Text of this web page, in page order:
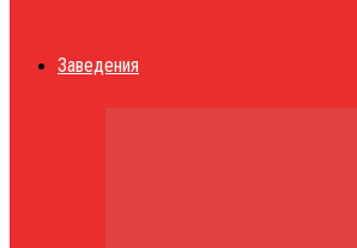
Заведения